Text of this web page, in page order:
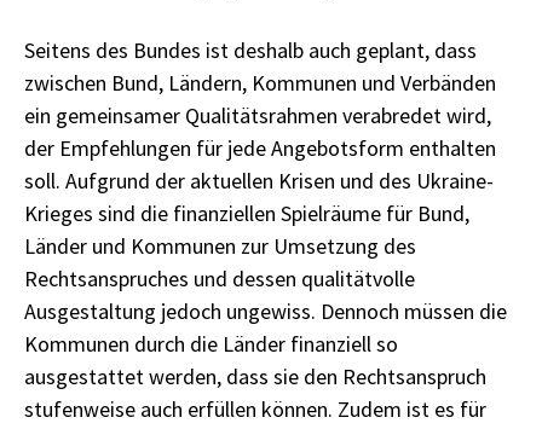
Seitens des Bundes ist deshalb auch geplant, dass
zwischen Bund, Ländern, Kommunen und Verbänden
ein gemeinsamer Qualitätsrahmen verabredet wird,
der Empfehlungen für jede Angebotsform enthalten
soll. Aufgrund der aktuellen Krisen und des Ukraine-
Krieges sind die finanziellen Spielräume für Bund,
Länder und Kommunen zur Umsetzung des
Rechtsanspruches und dessen qualitätvolle
Ausgestaltung jedoch ungewiss. Dennoch müssen die
Kommunen durch die Länder finanziell so
ausgestattet werden, dass sie den Rechtsanspruch
stufenweise auch erfüllen können. Zudem ist es für